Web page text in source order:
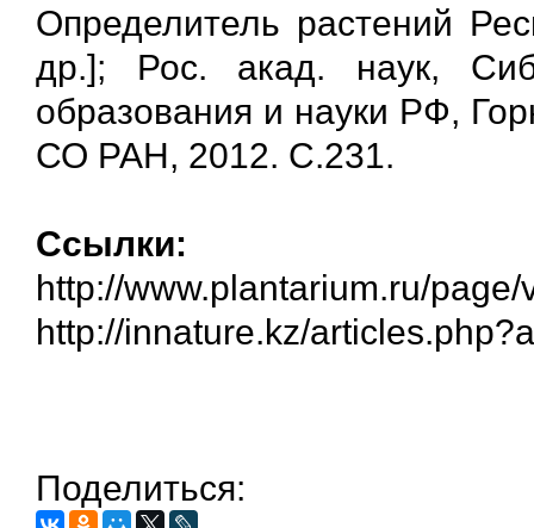
Определитель растений
др.]; Рос. акад. наук,
образования и науки РФ,
СО РАН, 2012. С.231.
Ссылки:
http://www.plantarium.ru/
http://innature.kz/
Поделиться: